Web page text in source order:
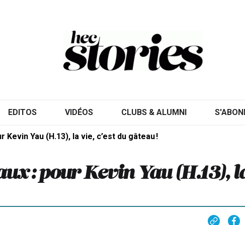
EDITOS VIDÉOS CLUBS & ALUMNI
Kevin Yau (H.13), la vie, c’est du gâteau !
: pour Kevin Yau (H.13),